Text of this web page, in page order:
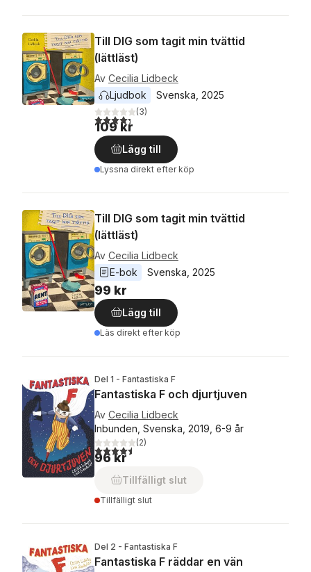
Till DIG som tagit min tvättid
(lättläst)
Av Cecilia Lidbeck
Ljudbok
Svenska 2025
4,3utav 5 stjärnor. Totalt antal röster:
(3)
109 kr
Lägg till
Lyssna direkt efter köp
Till DIG som tagit min tvättid
(lättläst)
Av Cecilia Lidbeck
E-bok
Svenska 2025
99 kr
Lägg till
Läs direkt efter köp
Del 1 - Fantastiska F
Fantastiska F och djurtjuven
Av Cecilia Lidbeck
Inbunden, Svenska, 2019, 6-9 år
4,5utav 5 stjärnor. Totalt antal röster:
(2)
96 kr
Tillfälligt slut
Tillfälligt slut
Del 2 - Fantastiska F
Fantastiska F räddar en vän